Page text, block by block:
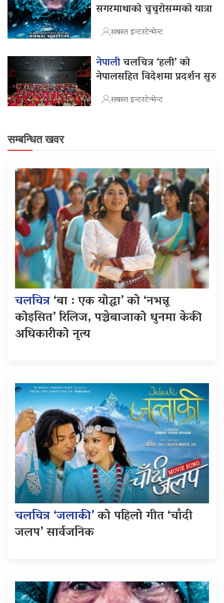
सगरमाथाको चुचुरोसम्मको यात्रा
सबस्त इन्टरटेन्मेन्ट
नेपालीचलचित्र ‘हली’ को
नेपालसहित विदेशमा प्रदर्शन सुरु
सबस्त इन्टरटेन्मेन्ट
सम्बन्धित खवर
चलचित्र‘बा : एक योद्धा’ को ‘नभन्नू
कोइसित’ रिलिज, पञ्चेबाजाको धुनमा केकी
अधिकारीको नृत्य
चलचित्र ‘जलाकी’को पहिलो गीत ‘चाँदी
जलप’ सार्वजनिक